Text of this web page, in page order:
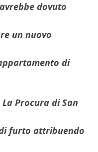
dovuto
un nuovo
di
Procura di San
furto attribuendo